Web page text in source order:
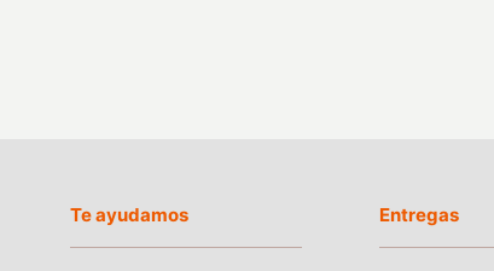
Te ayudamos Entregas